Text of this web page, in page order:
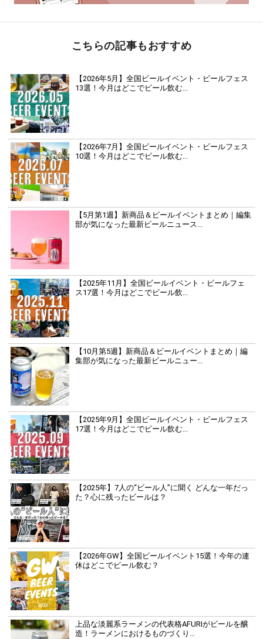
こちらの記事もおすすめ
【2026年5月】全国ビールイベント・ビールフェス
13選！今月はどこでビール飲む...
【2026年7月】全国ビールイベント・ビールフェス
10選！今月はどこでビール飲む...
【5月第1週】新商品＆ビールイベントまとめ｜編集
部が気になった最新ビールニュース...
【2025年11月】全国ビールイベント・ビールフェ
ス17選！今月はどこでビール飲...
【10月第5週】新商品＆ビールイベントまとめ｜編
集部が気になった最新ビールニュー...
【2025年9月】全国ビールイベント・ビールフェス
17選！今月はどこでビール飲む...
【2025年】7人の“ビール人”に聞く どんな一年だっ
た？心に残ったビールは？
【2026年GW】全国ビールイベント15選！今年の連
休はどこでビール飲む？
上品な淡麗系ラーメンの代表格AFURIがビールを醸
造！ラーメンにおけるものづくり...